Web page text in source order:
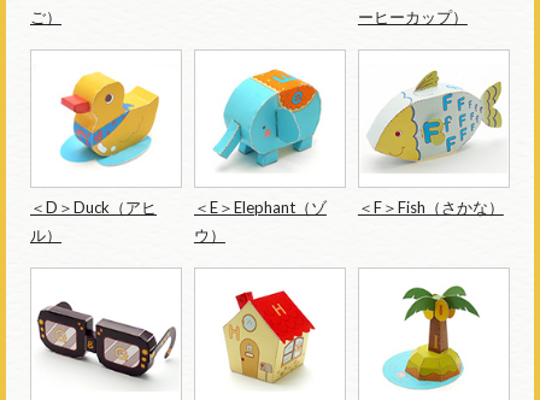
ご）
ーヒーカップ）
＜D＞Duck（アヒ
ル）
＜E＞Elephant（ゾ
ウ）
＜F＞Fish（さかな）